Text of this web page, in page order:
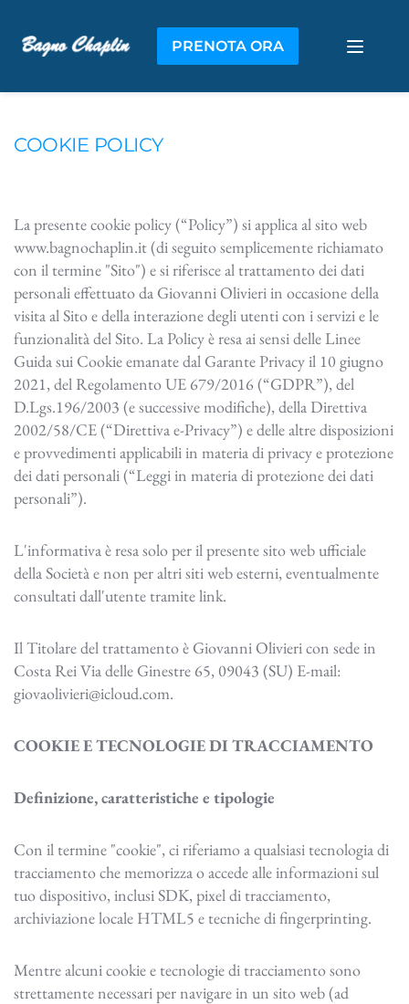
PRENOTA ORA
COOKIE POLICY
La presente cookie policy (“Policy”) si applica al sito web
www.bagnochaplin.it(di seguito semplicemente richiamato
con il termine "Sito") e si riferisce al trattamento dei dati
personali effettuato da Giovanni Olivieri in occasione della
visita al Sito e della interazione degli utenti con i servizi e le
funzionalità del Sito. La Policy è resa ai sensi delle Linee
Guida sui Cookie emanate dal Garante Privacy il 10 giugno
2021, del Regolamento UE 679/2016 (“GDPR”), del
D.Lgs.196/2003 (e successive modifiche), della Direttiva
2002/58/CE (“Direttiva e-Privacy”) e delle altre disposizioni
e provvedimenti applicabili in materia di privacy e protezione
dei dati personali (“Leggi in materia di protezione dei dati
personali”).
L'informativa è resa solo per il presente sito web ufficiale
della Società e non per altri siti web esterni, eventualmente
consultati dall'utente tramite link.
Il Titolare del trattamento è Giovanni Olivieri con sede in
Costa Rei Via delle Ginestre 65, 09043 (SU) E-mail:
giovaolivieri@icloud.com.
COOKIE E TECNOLOGIE DI TRACCIAMENTO
Definizione, caratteristiche e tipologie
Con il termine "cookie", ci riferiamo a qualsiasi tecnologia di
tracciamento che memorizza o accede alle informazioni sul
tuo dispositivo, inclusi SDK, pixel di tracciamento,
archiviazione locale HTML5 e tecniche di fingerprinting.
Mentre alcuni cookie e tecnologie di tracciamento sono
strettamente necessari per navigare in un sito web (ad